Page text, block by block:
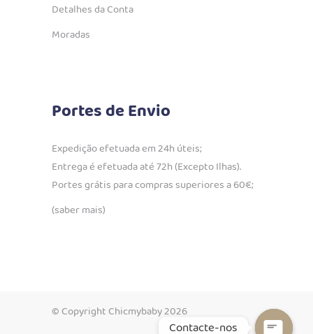
Detalhes da Conta
Moradas
Portes de Envio
Expedição efetuada em 24h úteis;
Entrega é efetuada até 72h (Excepto Ilhas).
Portes grátis para compras superiores a 60€;
(saber mais)
© Copyright Chicmybaby 2026
Contacte-nos